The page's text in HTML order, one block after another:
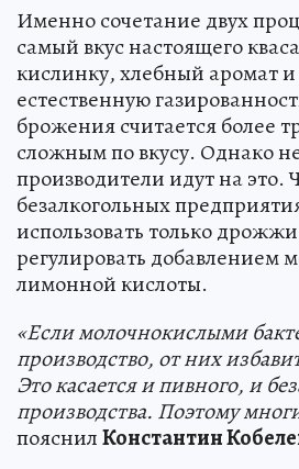
Именно сочетание двух
самый вкус настоящего
кислинку, хлебный аромат
естественную
брожения считается более
сложным по вкусу. Однако
производители идут на это.
безалкогольных
использовать только
регулировать добавлением
лимонной кислоты.
«Если молочнокислыми
производство, от них
Это касается и пивного, и
производства. Поэтому
пояснилКонстантин